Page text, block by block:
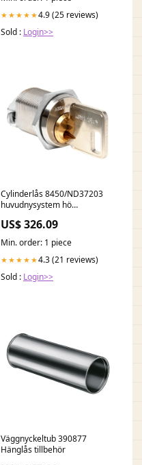
★★★★★4.9 (25 reviews)
Sold : Login>>
Cylinderlås 8450/ND37203
huvudnysystem hö
US$ 326.09
Min. order: 1 piece
★★★★★4.3 (21 reviews)
Sold : Login>>
Väggnyckeltub 390877
Hänglås tillbehör